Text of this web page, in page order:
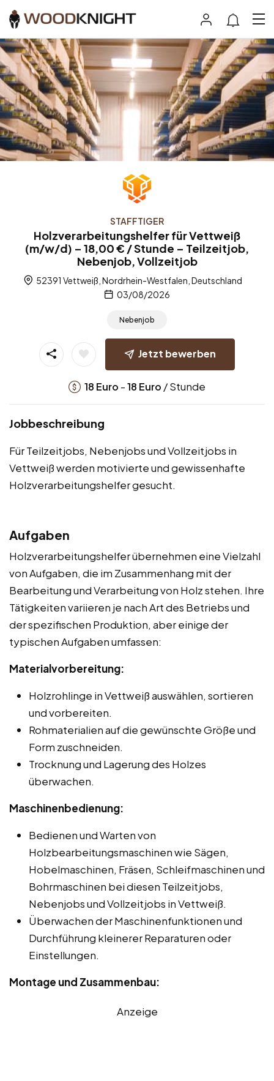
STAFFTIGER
Holzverarbeitungshelfer für Vettweiß
(m/w/d) – 18,00 € / Stunde – Teilzeitjob,
Nebenjob, Vollzeitjob
52391 Vettweiß, Nordrhein-Westfalen, Deutschland
03/08/2026
Nebenjob
Jetzt bewerben
18 Euro -18 Euro / Stunde
Jobbeschreibung
Für Teilzeitjobs, Nebenjobs und Vollzeitjobs in
Vettweiß werden motivierte und gewissenhafte
Holzverarbeitungshelfer gesucht.
Aufgaben
Holzverarbeitungshelfer übernehmen eine Vielzahl
von Aufgaben, die im Zusammenhang mit der
Bearbeitung und Verarbeitung von Holz stehen. Ihre
Tätigkeiten variieren je nach Art des Betriebs und
der spezifischen Produktion, aber einige der
typischen Aufgaben umfassen:
Materialvorbereitung:
Holzrohlinge in Vettweiß auswählen, sortieren
und vorbereiten.
Rohmaterialien auf die gewünschte Größe und
Form zuschneiden.
Trocknung und Lagerung des Holzes
überwachen.
Maschinenbedienung:
Bedienen und Warten von
Holzbearbeitungsmaschinen wie Sägen,
Hobelmaschinen, Fräsen, Schleifmaschinen und
Bohrmaschinen bei diesen Teilzeitjobs,
Nebenjobs und Vollzeitjobs in Vettweiß.
Überwachen der Maschinenfunktionen und
Durchführung kleinerer Reparaturen oder
Einstellungen.
Montage und Zusammenbau:
Anzeige